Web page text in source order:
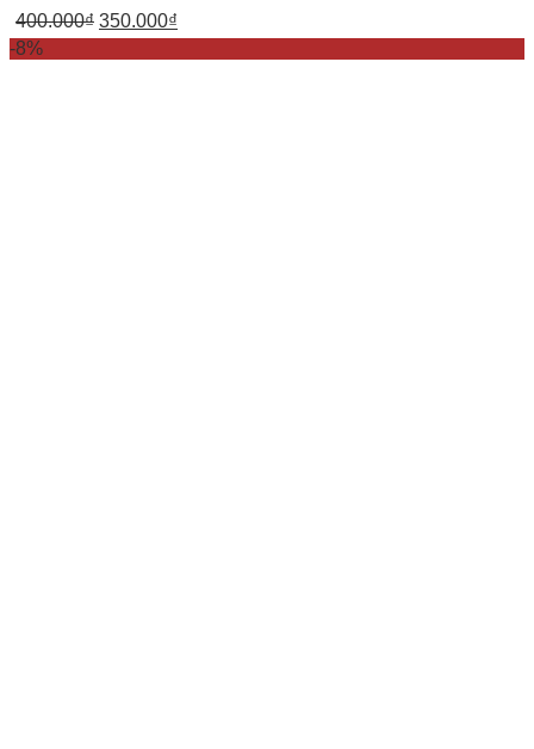
400.000₫ 350.000₫
-8%